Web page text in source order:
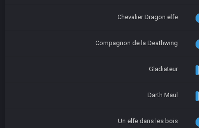
Chevalier Dragon elfe
Compagnon de la Deathwing
Gladiateur
Darth Maul
Un elfe dans les bois